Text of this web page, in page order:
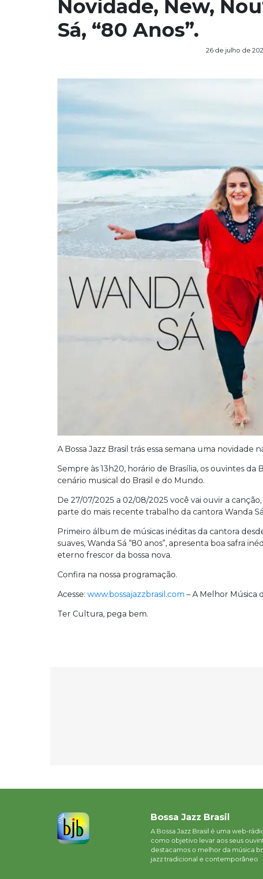
Novidade, New,
Sá, “80 Anos”.
26 de julho de
A Bossa Jazz Brasil trás essa semana uma novidade
Sempre às 13h20, horário de Brasília, os ouvintes
cenário musical do Brasil e do Mundo.
De 27/07/2025 a 02/08/2025 você vai ouvir a
parte do mais recente trabalho da cantora Wanda
Primeiro álbum de músicas inéditas da cantora
suaves, Wanda Sá “80 anos”, apresenta boa safra
eterno frescor da bossa nova.
Confira na nossa programação.
Acesse: www.bossajazzbrasil.com – A Melhor Música
Ter Cultura, pega bem.
Bossa Jazz Brasil
A Bossa Jazz Brasil é uma web-
como objetivo levar aos seus
destacamos o melhor da música
jazz tradicional e contemporâneo